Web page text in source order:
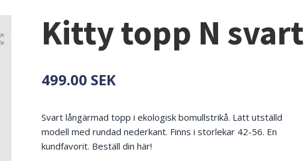
Kitty topp N svart
499.00 SEK
Svart långärmad topp i ekologisk bomullstrikå. Lätt utställd
modell med rundad nederkant. Finns i storlekar 42-56. En
kundfavorit. Beställ din här!